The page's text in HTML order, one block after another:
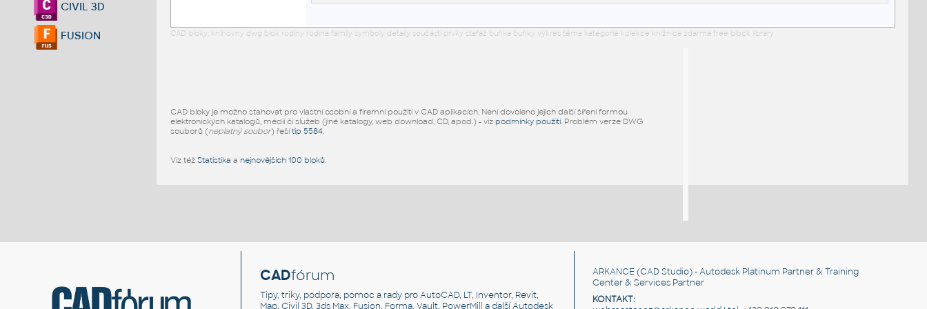
CIVIL 3D
FUSION CAD bloky: knihovny dwg blok rodiny rodina family symboly detaily součásti prvky stafáž buňka buňky výkres téma kategorie kolekce knižnica zdarma free block library
CAD bloky je možno stahovat pro vlastní osobní a firemní použití v CAD aplikacích. Není dovoleno jejich další šíření formou
elektronických katalogů, médií či služeb (jiné katalogy, web download, CD, apod.) - viz podmínky použití. Problém verze DWG
souborů (neplatný soubor) řešítip 5584.
Viz též Statistika a nejnovějších 100 bloků.
CADfórum
Tipy, triky, podpora, pomoc a rady pro AutoCAD, LT, Inventor, Revit,
Map, Civil 3D, 3ds Max, Fusion, Forma, Vault, PowerMill a další Autodesk
ARKANCE (CAD Studio) - Autodesk Platinum Partner & Training
Center & Services Partner
KONTAKT: